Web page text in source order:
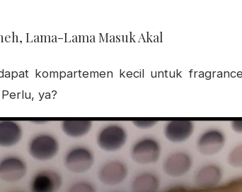
Lama-Lama Masuk Akal
kompartemen kecil untuk
ya?